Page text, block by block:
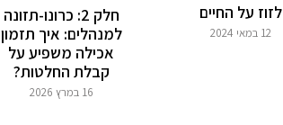
לזוז על החיים
12 במאי 2024
חלק 2: כרונו-תזונה
למנהלים: איך תזמון
אכילה משפיע על
קבלת החלטות?
16 במרץ 2026